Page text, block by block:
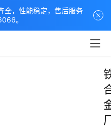
全，性能稳定，售后服务
。